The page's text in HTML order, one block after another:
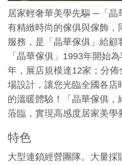
居家輕奢華美學先驅 ─「晶
有精緻時尚的傢俱與傢飾，
服務，是「晶華傢俱」給顧
「晶華傢俱」1993年開始
年，展店規模達12家；分
場設計，讓您光臨全國各店
的溫暖體驗！「晶華傢俱，
蒞臨，實現高感度居家美學
特色
大型連鎖經營團隊。大量採